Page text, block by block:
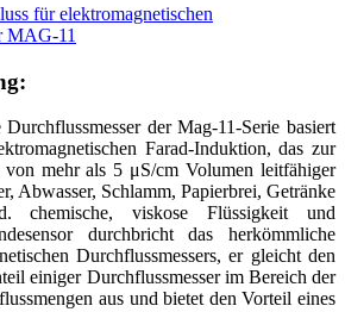
der Mag-11-Serie basiert
Farad-Induktion, das zur
von mehr als 5 μS/cm Volumen leitfähiger
Abwasser, Schlamm, Papierbrei, Getränke
chemische, viskose Flüssigkeit und
durchbricht das herkömmliche
Durchflussmessers, er gleicht den
einiger Durchflussmesser im Bereich der
aus und bietet den Vorteil eines